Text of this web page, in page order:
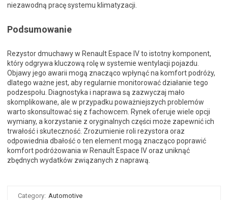
niezawodną pracę systemu klimatyzacji.
Podsumowanie
Rezystor dmuchawy w Renault Espace IV to istotny komponent,
który odgrywa kluczową rolę w systemie wentylacji pojazdu.
Objawy jego awarii mogą znacząco wpłynąć na komfort podróży,
dlatego ważne jest, aby regularnie monitorować działanie tego
podzespołu. Diagnostyka i naprawa są zazwyczaj mało
skomplikowane, ale w przypadku poważniejszych problemów
warto skonsultować się z fachowcem. Rynek oferuje wiele opcji
wymiany, a korzystanie z oryginalnych części może zapewnić ich
trwałość i skuteczność. Zrozumienie roli rezystora oraz
odpowiednia dbałość o ten element mogą znacząco poprawić
komfort podróżowania w Renault Espace IV oraz uniknąć
zbędnych wydatków związanych z naprawą.
Category: Automotive